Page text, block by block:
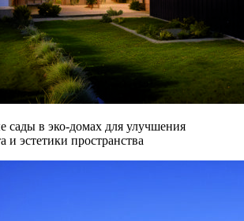
сады в эко-домах для улучшения
и эстетики пространства